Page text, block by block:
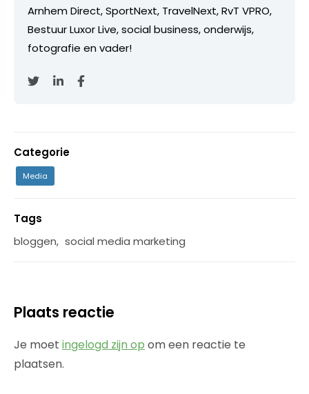
Arnhem Direct, SportNext, TravelNext, RvT VPRO,
Bestuur Luxor Live, social business, onderwijs,
fotografie en vader!
Categorie
Media
Tags
bloggen, social media marketing
Plaats reactie
Je moet ingelogd zijn op om een reactie te
plaatsen.